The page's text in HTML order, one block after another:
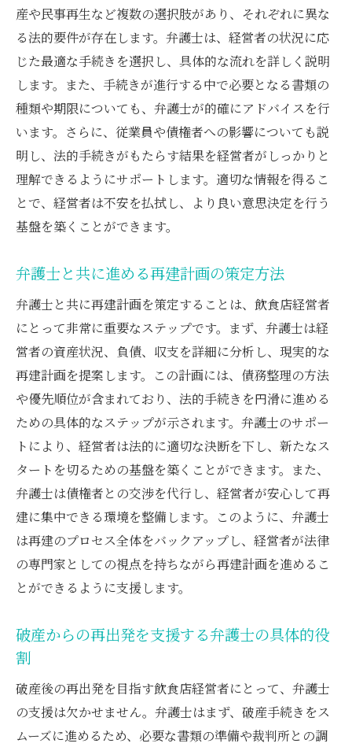
産や民事再生など複数の選択肢があり、それぞれに異な
る法的要件が存在します。弁護士は、経営者の状況に応
じた最適な手続きを選択し、具体的な流れを詳しく説明
します。また、手続きが進行する中で必要となる書類の
種類や期限についても、弁護士が的確にアドバイスを行
います。さらに、従業員や債権者への影響についても説
明し、法的手続きがもたらす結果を経営者がしっかりと
理解できるようにサポートします。適切な情報を得るこ
とで、経営者は不安を払拭し、より良い意思決定を行う
基盤を築くことができます。
弁護士と共に進める再建計画の策定方法
弁護士と共に再建計画を策定することは、飲食店経営者
にとって非常に重要なステップです。まず、弁護士は経
営者の資産状況、負債、収支を詳細に分析し、現実的な
再建計画を提案します。この計画には、債務整理の方法
や優先順位が含まれており、法的手続きを円滑に進める
ための具体的なステップが示されます。弁護士のサポー
トにより、経営者は法的に適切な決断を下し、新たなス
タートを切るための基盤を築くことができます。また、
弁護士は債権者との交渉を代行し、経営者が安心して再
建に集中できる環境を整備します。このように、弁護士
は再建のプロセス全体をバックアップし、経営者が法律
の専門家としての視点を持ちながら再建計画を進めるこ
とができるように支援します。
破産からの再出発を支援する弁護士の具体的役
割
破産後の再出発を目指す飲食店経営者にとって、弁護士
の支援は欠かせません。弁護士はまず、破産手続きをス
ムーズに進めるため、必要な書類の準備や裁判所との調